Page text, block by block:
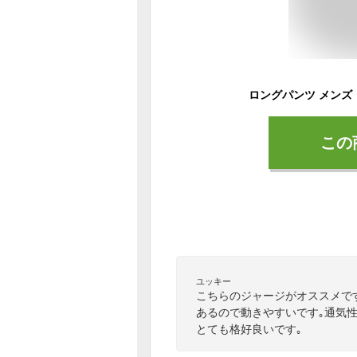
こ
ユッキー
こちらのジャージがオススメ
あるので動きやすいです｡通気
とても格好良いです｡